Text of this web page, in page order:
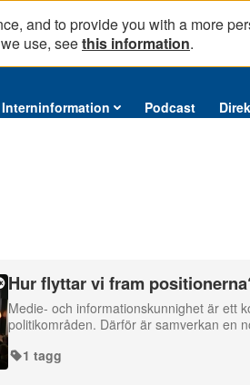
and to provide you with a more
use, seethis information.
Interninformation Podcast
Hur flyttar vi fram
Medie- och informationskunnighet är ett
politikområden. Därför är samverkan en
1 tagg